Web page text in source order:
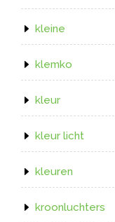
kleine
klemko
kleur
kleur licht
kleuren
kroonluchters